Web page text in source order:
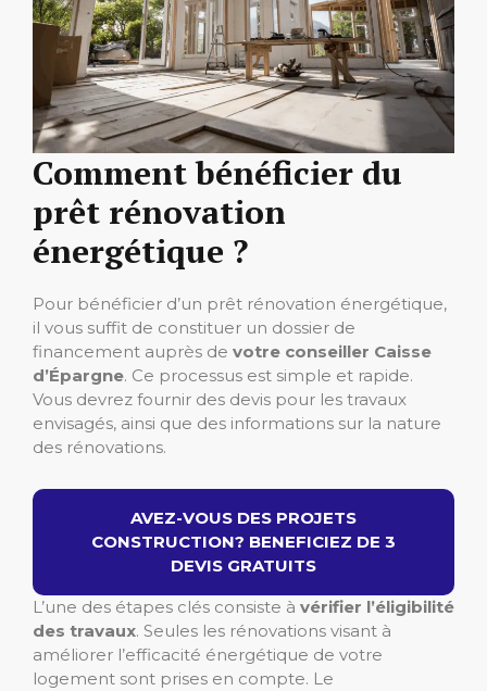
Comment bénéficier du
prêt rénovation
énergétique ?
Pour bénéficier d’un prêt rénovation énergétique,
il vous suffit de constituer un dossier de
financement auprès de votre conseiller Caisse
d’Épargne. Ce processus est simple et rapide.
Vous devrez fournir des devis pour les travaux
envisagés, ainsi que des informations sur la nature
des rénovations.
AVEZ-VOUS DES PROJETS
CONSTRUCTION? BENEFICIEZ DE 3
DEVIS GRATUITS
L’une des étapes clés consiste à vérifier l’éligibilité
des travaux. Seules les rénovations visant à
améliorer l’efficacité énergétique de votre
logement sont prises en compte. Le